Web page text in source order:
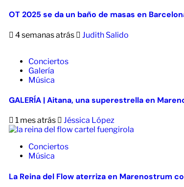
OT 2025 se da un baño de masas en
4 semanas atrás Judith Salido
Conciertos
Galería
Música
GALERÍA | Aitana, una superestrella en
1 mes atrás Jéssica López
Conciertos
Música
La Reina del Flow aterriza en Marenostrum